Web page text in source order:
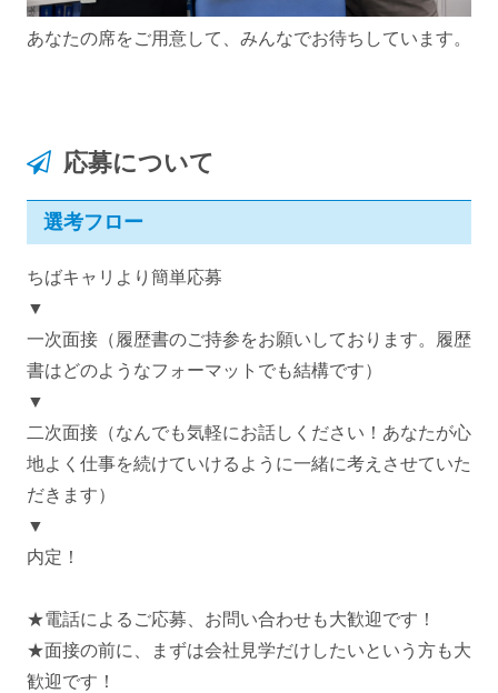
あなたの席をご用意して、みんなでお待ちしています。
応募について
選考フロー
ちばキャリより簡単応募
▼
一次面接（履歴書のご持参をお願いしております。履歴
書はどのようなフォーマットでも結構です）
▼
二次面接（なんでも気軽にお話しください！あなたが心
地よく仕事を続けていけるように一緒に考えさせていた
だきます）
▼
内定！
★電話によるご応募、お問い合わせも大歓迎です！
★面接の前に、まずは会社見学だけしたいという方も大
歓迎です！